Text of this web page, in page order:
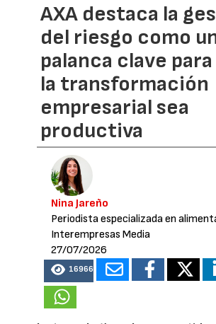
AXA destaca la
del riesgo como
palanca clave
la transformación
empresarial sea
productiva
Nina Jareño
Periodista especializada en
Interempresas Media
27/07/2026
16966